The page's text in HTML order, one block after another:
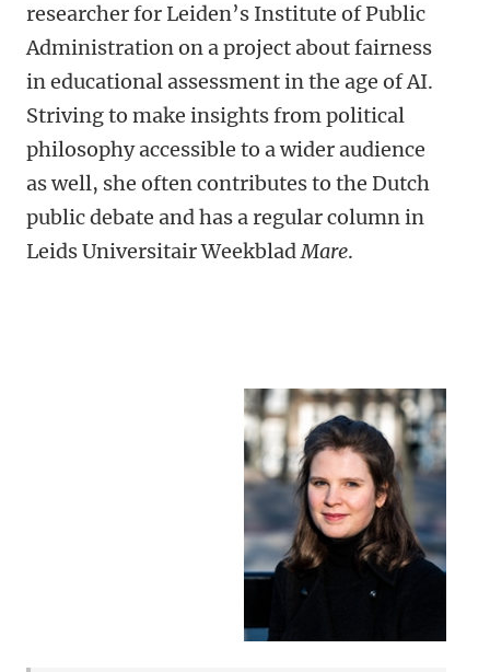
researcher for Leiden’s Institute of Public
Administration on a project about fairness
in educational assessment in the age of AI.
Striving to make insights from political
philosophy accessible to a wider audience
as well, she often contributes to the Dutch
public debate and has a regular column in
Leids Universitair WeekbladMare.